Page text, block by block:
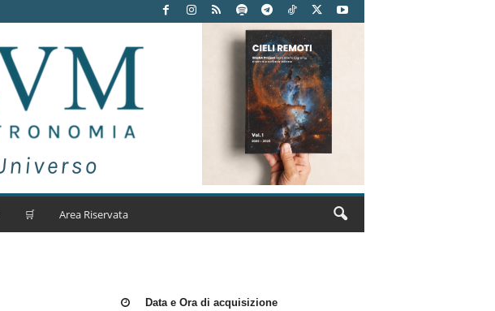
🛒 Area Riservata
Data e Ora di acquisizione